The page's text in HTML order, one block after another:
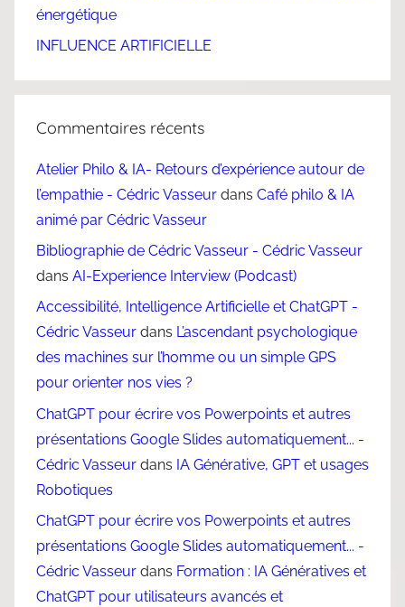
énergétique
INFLUENCE ARTIFICIELLE
Commentaires récents
Atelier Philo & IA- Retours d’expérience autour de
l’empathie - Cédric Vasseur dans Café philo & IA
animé par Cédric Vasseur
Bibliographie de Cédric Vasseur - Cédric Vasseur
dans AI-Experience Interview (Podcast)
Accessibilité, Intelligence Artificielle et ChatGPT -
Cédric Vasseur dans L’ascendant psychologique
des machines sur l’homme ou un simple GPS
pour orienter nos vies ?
ChatGPT pour écrire vos Powerpoints et autres
présentations Google Slides automatiquement... -
Cédric Vasseur dans IA Générative, GPT et usages
Robotiques
ChatGPT pour écrire vos Powerpoints et autres
présentations Google Slides automatiquement... -
Cédric Vasseur dans Formation : IA Génératives et
ChatGPT pour utilisateurs avancés et